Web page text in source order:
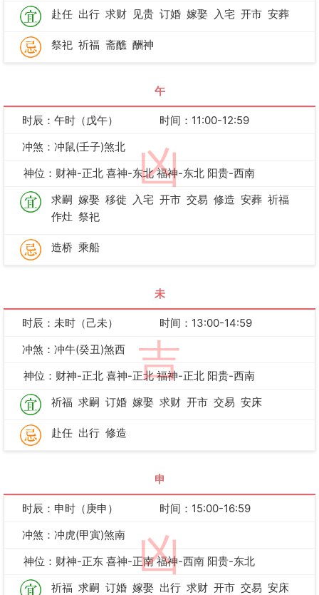
赴任 出行 求财 见贵 订婚 嫁娶 入宅 开市 安葬
祭祀 祈福 斋醮 酬神
午
凶
时辰：午时（戊午）
时间：11:00-12:59
冲煞：冲鼠(壬子)煞北
神位：财神-正北 喜神-东北 福神-东北 阳贵-西南
求嗣 嫁娶 移徙 入宅 开市 交易 修造 安葬 祈福
作灶 祭祀
造桥 乘船
未
吉
时辰：未时（己未）
时间：13:00-14:59
冲煞：冲牛(癸丑)煞西
神位：财神-正北 喜神-正北 福神-正北 阳贵-西南
祈福 求嗣 订婚 嫁娶 求财 开市 交易 安床
赴任 出行 修造
申
凶
时辰：申时（庚申）
时间：15:00-16:59
冲煞：冲虎(甲寅)煞南
神位：财神-正东 喜神-正南 福神-西南 阳贵-东北
祈福 求嗣 订婚 嫁娶 出行 求财 开市 交易 安床